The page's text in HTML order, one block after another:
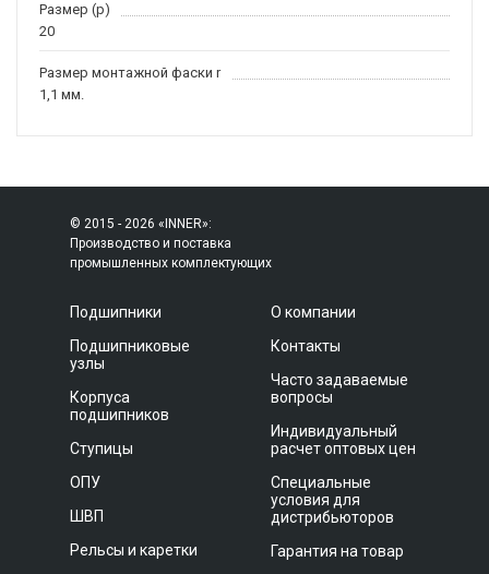
Размер (p)
20
Размер монтажной фаски r
1,1 мм.
© 2015 - 2026 «INNER»:
Производство и поставка
промышленных комплектующих
Подшипники
Подшипниковые
узлы
Корпуса
подшипников
Ступицы
ОПУ
ШВП
Рельсы и каретки
О компании
Контакты
Часто задаваемые
вопросы
Индивидуальный
расчет оптовых цен
Специальные
условия для
дистрибьюторов
Гарантия на товар